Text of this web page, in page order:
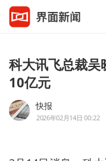
科大讯飞总裁吴
10亿元
快报
2026年02月14日 00:22